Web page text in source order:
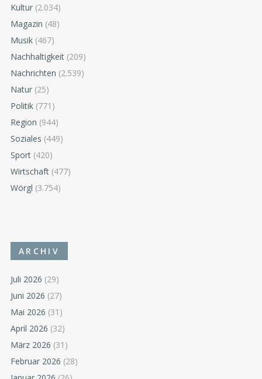
Kultur (2.034)
Magazin (48)
Musik (467)
Nachhaltigkeit (209)
Nachrichten (2.539)
Natur (25)
Politik (771)
Region (944)
Soziales (449)
Sport (420)
Wirtschaft (477)
Wörgl (3.754)
ARCHIV
Juli 2026 (29)
Juni 2026 (27)
Mai 2026 (31)
April 2026 (32)
März 2026 (31)
Februar 2026 (28)